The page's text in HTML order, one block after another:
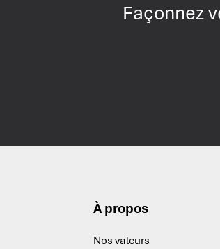
Façonnez
À propos
Nos valeurs